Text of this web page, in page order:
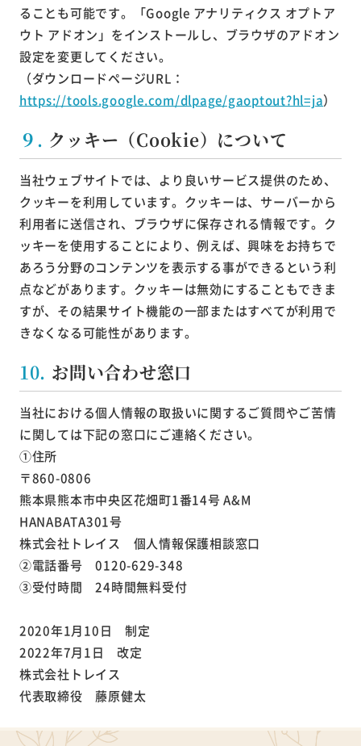
ることも可能です。「Google アナリティクス オプトア
ウト アドオン」をインストールし、ブラウザのアドオン
設定を変更してください。
（ダウンロードページURL：
https://tools.google.com/dlpage/gaoptout?hl=ja）
９. クッキー（Cookie）について
当社ウェブサイトでは、より良いサービス提供のため、
クッキーを利用しています。クッキーは、サーバーから
利用者に送信され、ブラウザに保存される情報です。ク
ッキーを使用することにより、例えば、興味をお持ちで
あろう分野のコンテンツを表示する事ができるという利
点などがあります。クッキーは無効にすることもできま
すが、その結果サイト機能の一部またはすべてが利用で
きなくなる可能性があります。
10. お問い合わせ窓口
当社における個人情報の取扱いに関するご質問やご苦情
に関しては下記の窓口にご連絡ください。
①住所
〒860-0806
熊本県熊本市中央区花畑町1番14号 A&M
HANABATA301号
株式会社トレイス 個人情報保護相談窓口
②電話番号 0120-629-348
③受付時間 24時間無料受付
2020年1月10日 制定
2022年7月1日 改定
株式会社トレイス
代表取締役 藤原健太